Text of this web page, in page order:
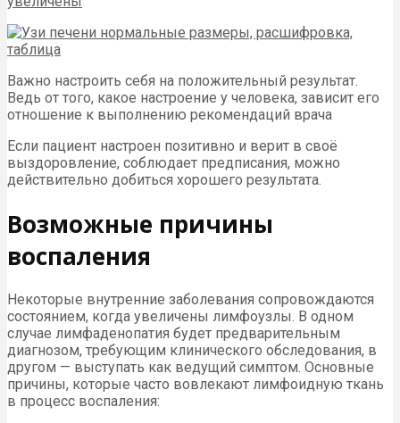
Важно настроить себя на положительный результат.
Ведь от того, какое настроение у человека, зависит его
отношение к выполнению рекомендаций врача
Если пациент настроен позитивно и верит в своё
выздоровление, соблюдает предписания, можно
действительно добиться хорошего результата.
Возможные причины
воспаления
Некоторые внутренние заболевания сопровождаются
состоянием, когда увеличены лимфоузлы. В одном
случае лимфаденопатия будет предварительным
диагнозом, требующим клинического обследования, в
другом — выступать как ведущий симптом. Основные
причины, которые часто вовлекают лимфоидную ткань
в процесс воспаления: